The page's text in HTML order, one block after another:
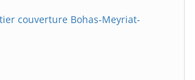
couverture Bohas-Meyriat-